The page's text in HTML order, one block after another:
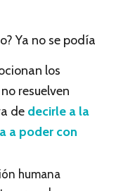
Ya no se podía
los
resuelven
de decirle a la
a poder con
humana